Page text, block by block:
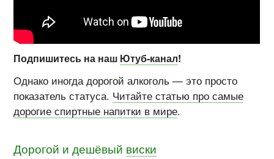
Подпишитесь на наш Ютуб-канал!
Однако иногда дорогой алкоголь — это просто
показатель статуса. Читайте статью про самые
дорогие спиртные напитки в мире.
Дорогой и дешёвый виски